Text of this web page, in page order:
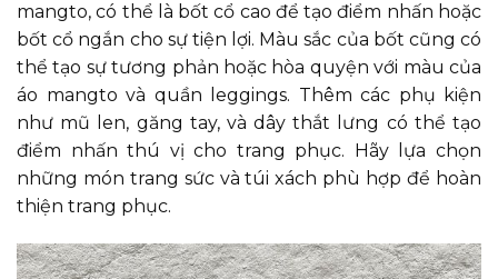
mangto, có thể là bốt cổ cao để tạo điểm nhấn hoặc
bốt cổ ngắn cho sự tiện lợi. Màu sắc của bốt cũng có
thể tạo sự tương phản hoặc hòa quyện với màu của
áo mangto và quần leggings. Thêm các phụ kiện
như mũ len, găng tay, và dây thắt lưng có thể tạo
điểm nhấn thú vị cho trang phục. Hãy lựa chọn
những món trang sức và túi xách phù hợp để hoàn
thiện trang phục.